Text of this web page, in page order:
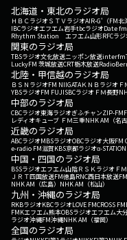
北海道・東北のラジオ局
ＨＢＣラジオＳＴＶラジオAIR-G'（FM北
IBCラジオエフエム岩手tbcラジオDate fm
Rhythm Station エフエム山形RFCラ
関東のラジオ局
TBSラジオ文化放送ニッポン放送interfm
LuckyFM 茨城放送CRT栃木放送
北陸・甲信越のラジオ局
ＢＳＮラジオFM NIIGATAＫＮＢラジオ
YBSラジオFM FUJISBCラジオ ＦＭ長野
中部のラジオ局
CBCラジオ東海ラジオぎふチャンZIP-FM
レディオキューブ ＦＭ三重NHK AM（名古
近畿のラジオ局
ABCラジオMBSラジオOBCラジオ大阪FM
e-radio FM滋賀KBS京都ラジオα-
中国・四国のラジオ局
BSSラジオエフエム山陰ＲＳＫラジオ Ｆ
ＪＲＴ四国放送FM徳島RNC西日本放送
NHK AM（広島） NHK AM（松山）
九州・沖縄のラジオ局
RKBラジオKBCラジオLOVE FMCROSS FM
FMKエフエム熊本OBSラジオエフエム大
ラジオ沖縄FM沖縄NHK AM（福岡）
全国のラジオ局